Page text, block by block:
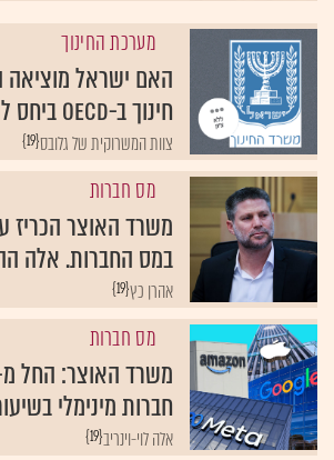
מערכת החינוך
האם ישראל מוציאה
חינוך ב-OECD ביחס לתמ"ג?
{19}צוות המשרוקית של גלובס
מס חברות
משרד האוצר הכריז
במס החברות. אלה
{19}אהרן כץ
מס חברות
חברות מינימלי בשיעור
{19}אלה לוי-וינריב